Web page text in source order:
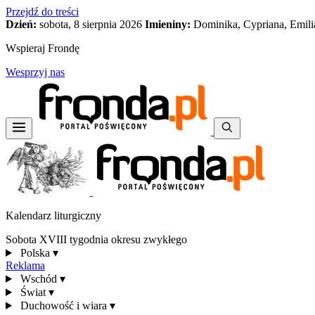
Przejdź do treści
Dzień: sobota, 8 sierpnia 2026 Imieniny: Dominika, Cypriana,
Wspieraj Frondę
Wesprzyj nas
Kalendarz liturgiczny
Sobota XVIII tygodnia okresu zwykłego
Polska ▾
Reklama
Wschód ▾
Świat ▾
Duchowość i wiara ▾